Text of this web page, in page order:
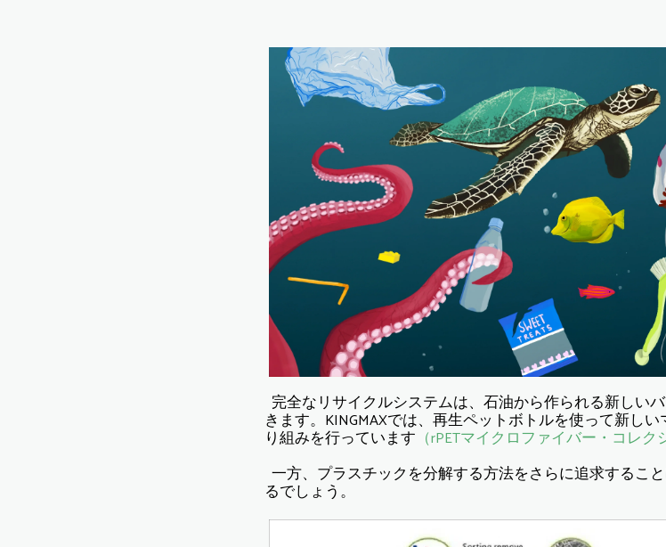
完全なリサイクルシステムは、石油から作られる新しい
きます。KINGMAXでは、再生ペットボトルを使って新し
り組みを行っています （rPETマイクロファイバー・コレク
一方、プラスチックを分解する方法をさらに追求するこ
るでしょう。